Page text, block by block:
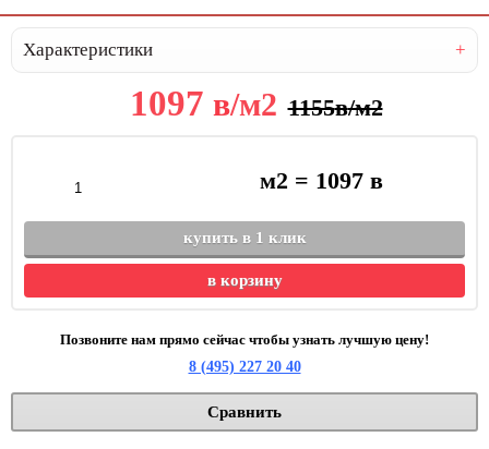
Характеристики
1097 в/м2 1155в/м2
м2 = 1097 в
купить в 1 клик
в корзину
Позвоните нам прямо сейчас чтобы узнать лучшую цену!
8 (495) 227 20 40
Сравнить